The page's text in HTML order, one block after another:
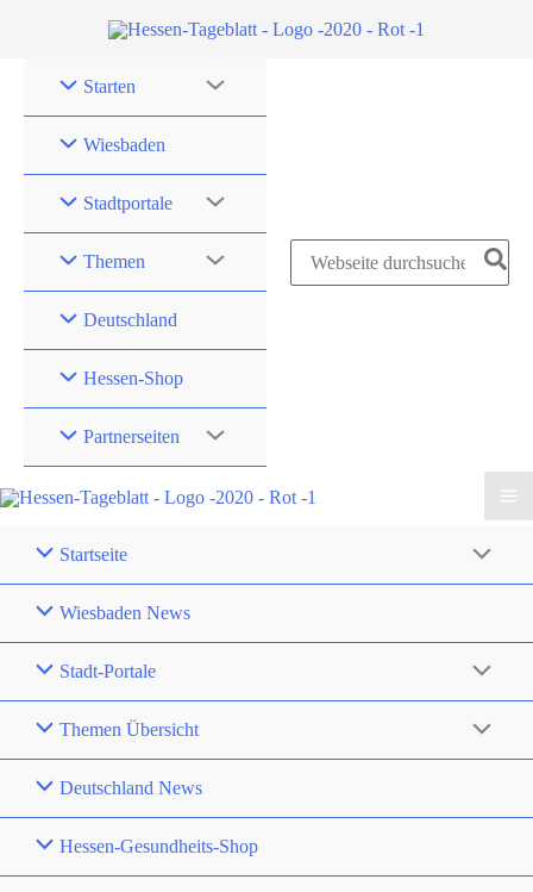
springen
Starten
Wiesbaden
Stadtportale
Themen
Deutschland
Hessen-Shop
Partnerseiten
Search
Startseite
Wiesbaden News
Stadt-Portale
Themen Übersicht
Deutschland News
Hessen-Gesundheits-Shop